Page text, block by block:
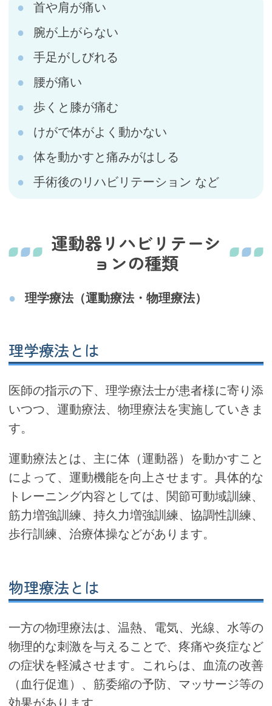
首や肩が痛い
腕が上がらない
手足がしびれる
腰が痛い
歩くと膝が痛む
けがで体がよく動かない
体を動かすと痛みがはしる
手術後のリハビリテーション など
運動器リハビリテーシ
ョンの種類
理学療法（運動療法・物理療法）
理学療法とは
医師の指示の下、理学療法士が患者様に寄り添
いつつ、運動療法、物理療法を実施していきま
す。
運動療法とは、主に体（運動器）を動かすこと
によって、運動機能を向上させます。具体的な
トレーニング内容としては、関節可動域訓練、
筋力増強訓練、持久力増強訓練、協調性訓練、
歩行訓練、治療体操などがあります。
物理療法とは
一方の物理療法は、温熱、電気、光線、水等の
物理的な刺激を与えることで、疼痛や炎症など
の症状を軽減させます。これらは、血流の改善
（血行促進）、筋委縮の予防、マッサージ等の
効果があります。